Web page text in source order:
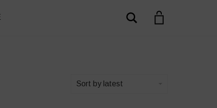
Search
Sort by latest